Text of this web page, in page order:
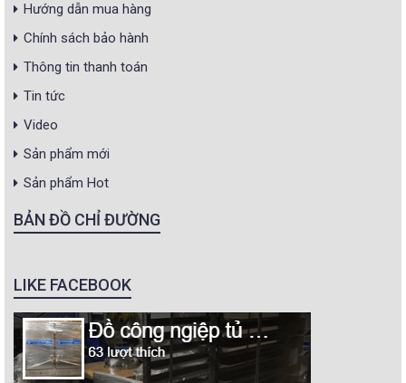
Hướng dẫn mua hàng
Chính sách bảo hành
Thông tin thanh toán
Tin tức
Video
Sản phẩm mới
Sản phẩm Hot
BẢN ĐỒ CHỈ ĐƯỜNG
LIKE FACEBOOK